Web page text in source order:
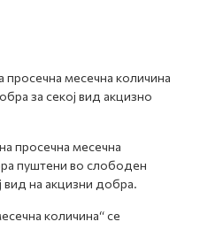
просечна месечна количина
за секој вид акцизно
просечна месечна
пуштени во слободен
вид на акцизни добра.
количина“ се